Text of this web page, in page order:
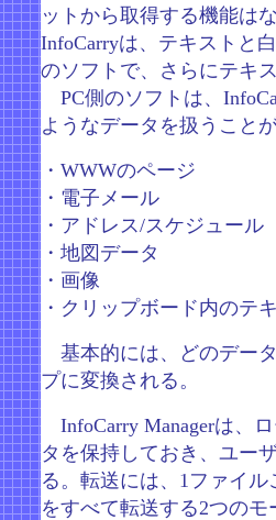
ットから取得する機能は
InfoCarryは、テキストと
のソフトで、さらにテキ
PC側のソフトは、
ようなデータを扱うこと
・WWWのページ
・電子メール
・アドレス/スケジュール
・地図データ
・画像
・クリップボード内のテ
基本的には、どのデー
プに変換される。
InfoCarry Managerは、
タを保持しておき、ユー
る。転送には、1ファイ
をすべて転送する2つの